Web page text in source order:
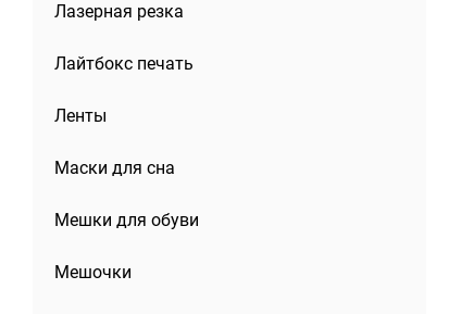
Лазерная резка
Лайтбокс печать
Ленты
Маски для сна
Мешки для обуви
Мешочки